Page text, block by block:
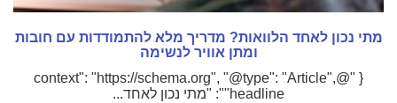
מתי נכון לאחד הלוואות? מדריך מלא להתמודדות עם חובות
ומתן אוויר לנשימה
{ "@context": "https://schema.org", "@type": "Article",
"headline": "מתי נכון לאחד...